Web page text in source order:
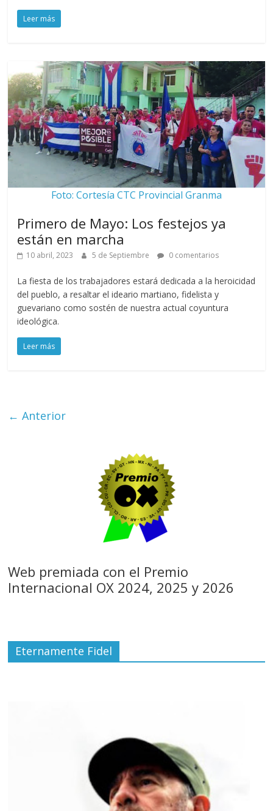
Leer más
Foto: Cortesía CTC Provincial Granma
Primero de Mayo: Los festejos ya
están en marcha
10 abril, 2023 5 de Septiembre 0 comentarios
La fiesta de los trabajadores estará dedicada a la heroicidad
del pueblo, a resaltar el ideario martiano, fidelista y
guevariano como sostén de nuestra actual coyuntura
ideológica.
Leer más
← Anterior
Web premiada con el Premio
Internacional OX 2024, 2025 y 2026
Eternamente Fidel